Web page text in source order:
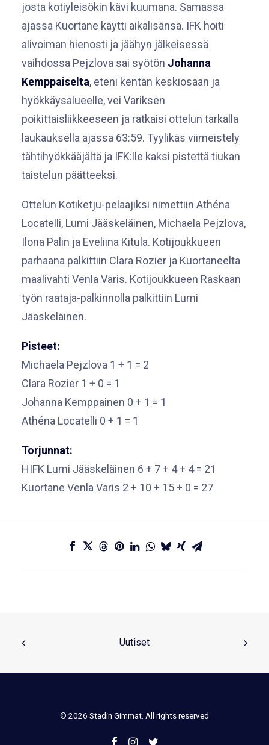
josta kotiyleisökin kävi kuumana. Samassa
ajassa Kuortane käytti aikalisänsä. IFK hoiti
alivoiman hienosti ja jäähyn jälkeisessä
vaihdossa Pejzlova sai syötön Johanna
Kemppaiselta, eteni kentän keskiosaan ja
hyökkäysalueelle, vei Variksen
poikittaisliikkeeseen ja ratkaisi ottelun tarkalla
laukauksella ajassa 63:59. Tyylikäs viimeistely
tähtihyökkääjältä ja IFK:lle kaksi pistettä tiukan
taistelun päätteeksi.
Ottelun Kotiketju-pelaajiksi nimettiin Athéna
Locatelli, Lumi Jääskeläinen, Michaela Pejzlova,
Ilona Palin ja Eveliina Kitula. Kotijoukkueen
parhaana palkittiin Clara Rozier ja Kuortaneelta
maalivahti Venla Varis. Kotijoukkueen Raskaan
työn raataja-palkinnolla palkittiin Lumi
Jääskeläinen.
Pisteet:
Michaela Pejzlova 1 + 1 = 2
Clara Rozier 1 + 0 = 1
Johanna Kemppainen 0 + 1 = 1
Athéna Locatelli 0 + 1 = 1
Torjunnat:
HIFK Lumi Jääskeläinen 6 + 7 + 4 + 4 = 21
Kuortane Venla Varis 2 + 10 + 15 + 0 = 27
Uutiset
© 2026 Stadin Gimmat. All rights reserved